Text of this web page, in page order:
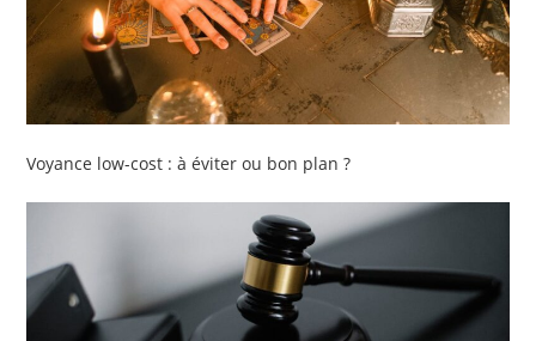
Voyance low-cost : à éviter ou bon plan ?